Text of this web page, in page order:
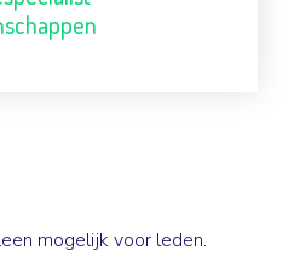
mogelijk voor leden.